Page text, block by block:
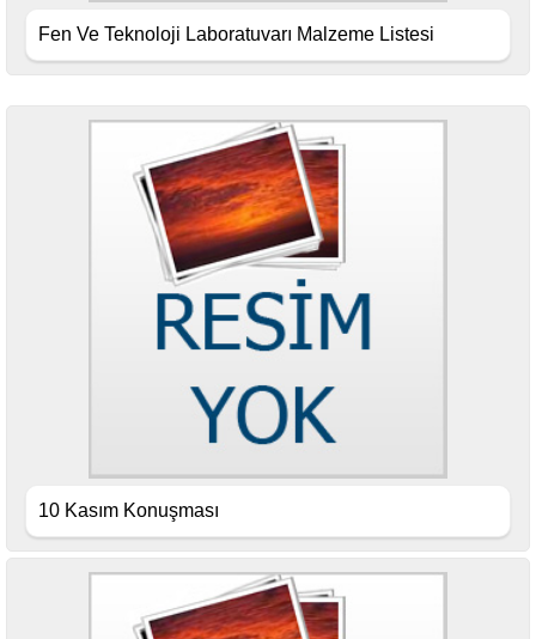
Fen Ve Teknoloji Laboratuvarı Malzeme Listesi
10 Kasım Konuşması